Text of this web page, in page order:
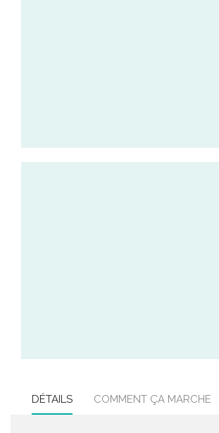
DÉTAILS COMMENT ÇA MARCHE